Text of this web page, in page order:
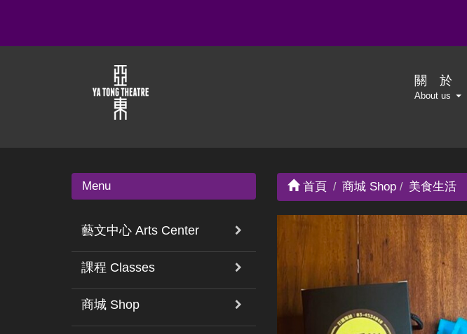
關 於
About us
Menu
藝文中心 Arts Center
課程 Classes
商城 Shop
首頁 商城 Shop 美食生活